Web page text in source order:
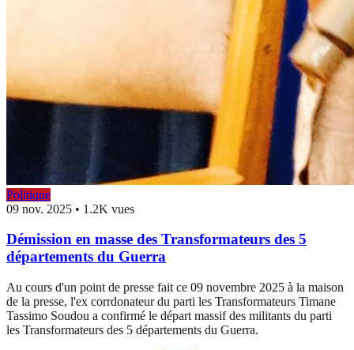
Politique
09 nov. 2025 • 1.2K vues
Démission en masse des Transformateurs des 5
départements du Guerra
Au cours d'un point de presse fait ce 09 novembre 2025 à la maison
de la presse, l'ex corrdonateur du parti les Transformateurs Timane
Tassimo Soudou a confirmé le départ massif des militants du parti
les Transformateurs des 5 départements du Guerra.